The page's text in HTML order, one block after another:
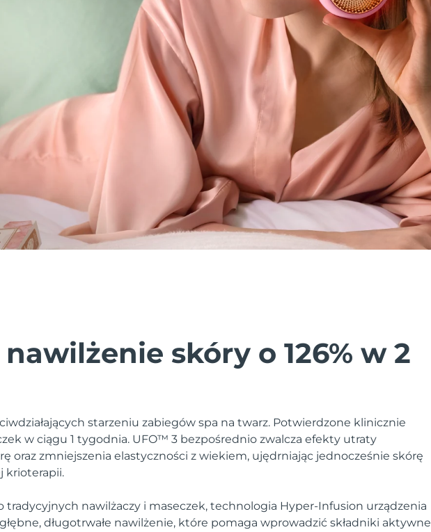
skóry o 126% w 2
starzeniu zabiegów spa na twarz. Potwierdzone klinicznie
w ciągu 1 tygodnia. UFO™ 3 bezpośrednio zwalcza efekty utraty
oraz zmniejszenia elastyczności z wiekiem, ujędrniając jednocześnie skórę
krioterapii.
nawilżaczy i maseczek, technologia Hyper-Infusion urządzenia
długotrwałe nawilżenie, które pomaga wprowadzić składniki aktywne